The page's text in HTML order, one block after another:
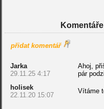
přidat komentář
Jarka
29.11.25 4:17
Ahoj,
pár
holisek
22.11.20 15:07
Vítáme